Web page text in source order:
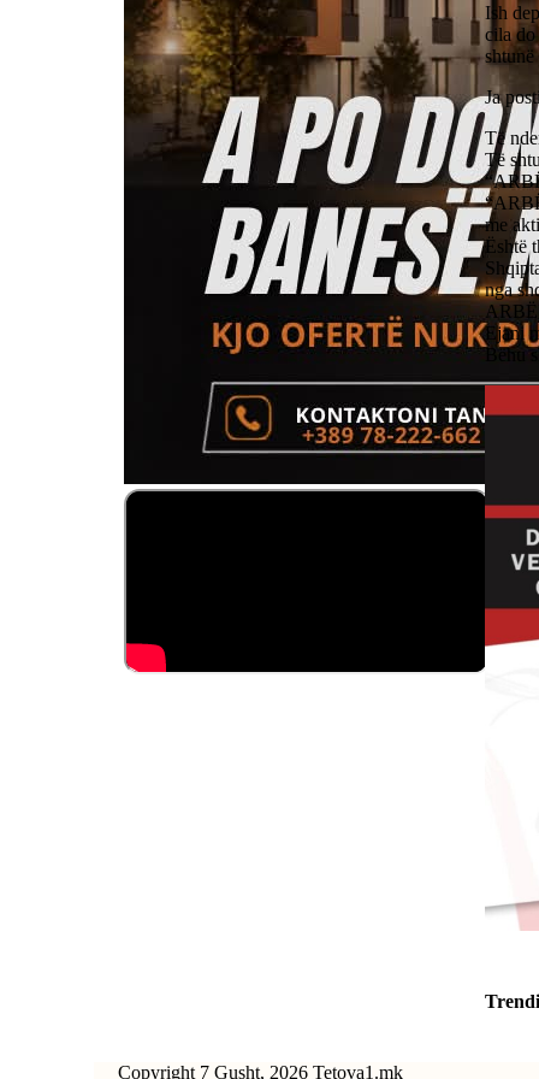
Ish
cila do
Ja
Të
Të
me
Është
nga
Ejani
Bëhu
Copyright 7 Gusht, 2026 Tetova1.mk